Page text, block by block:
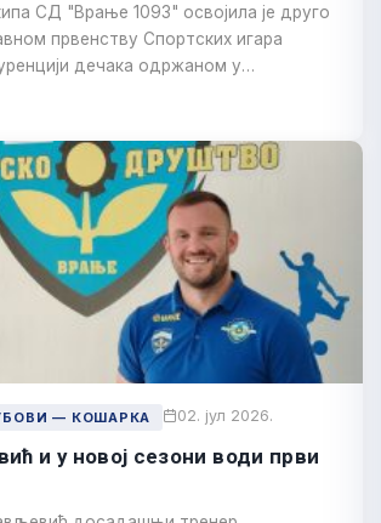
СД "Врање 1093" освојила је друго
првенству Спортских игара
дечака одржаном у…
— КОШАРКА 02. јул 2026.
и у новој сезони води први